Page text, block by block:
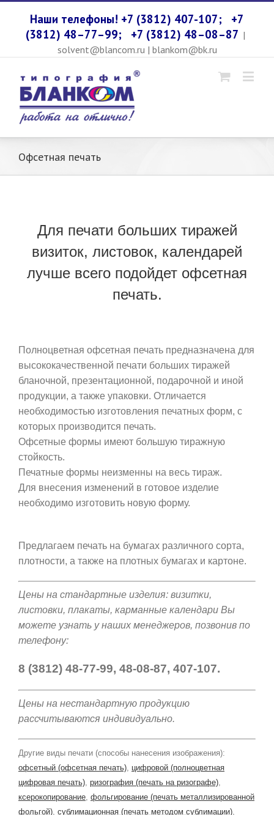
Наши телефоны! +7 (3812) 407-107; +7
(3812) 48–77–99; +7 (3812) 48–08–87 |
solvent@blancom.ru | blankom@bk.ru
Офсетная печать
Для печати больших тиражей
визиток, листовок, календарей
лучше всего подойдет офсетная
печать.
Полноцветная офсетная печать предназначена для
высококачественной печати больших тиражей
бланочной, презентационной, подарочной и иной
продукции, а также упаковки. Отличается
необходимостью изготовления печатных форм, с
которых производится печать.
Офсетные формы имеют большую тиражную
стойкость.
Печатные формы неизменны на весь тираж.
Для внесения изменений в готовое изделие
необходимо изготовить новую форму.
Предлагаем печать на бумагах различного сорта,
плотности, а также на плотных бумагах и картоне.
Цены на стандартные изделия: визитки,
листовки, плакаты, карманные календари Вы
можете узнать у наших менеджеров, позвонив по
телефону:
8 (3812) 48-77-99, 48-08-87, 407-107.
Цены на нестандартную продукцию
рассчитываются индивидуально.
Другие виды печати (способы нанесения изображения):
офсетный (офсетная печать) цифровой (полноцветная
цифровая печать) ризография (печать на ризографе)
ксерокопирование фольгирование (печать металлизированной
фольгой) сублимационная (печать методом сублимации)